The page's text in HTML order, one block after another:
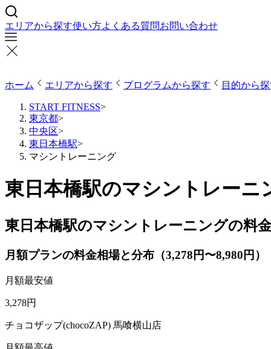
エリアから探す使い方よくある質問お問い合わせ
ホーム エリアから探す プログラムから探す 目的から
START FITNESS>
東京都>
中央区>
東日本橋駅>
マシントレーニング
東日本橋駅のマシントレーニ
東日本橋駅のマシントレーニングの料
月額プランの料金相場と分布（3,278円〜8,980円）
月額最安値
3,278円
チョコザップ(chocoZAP) 馬喰横山店